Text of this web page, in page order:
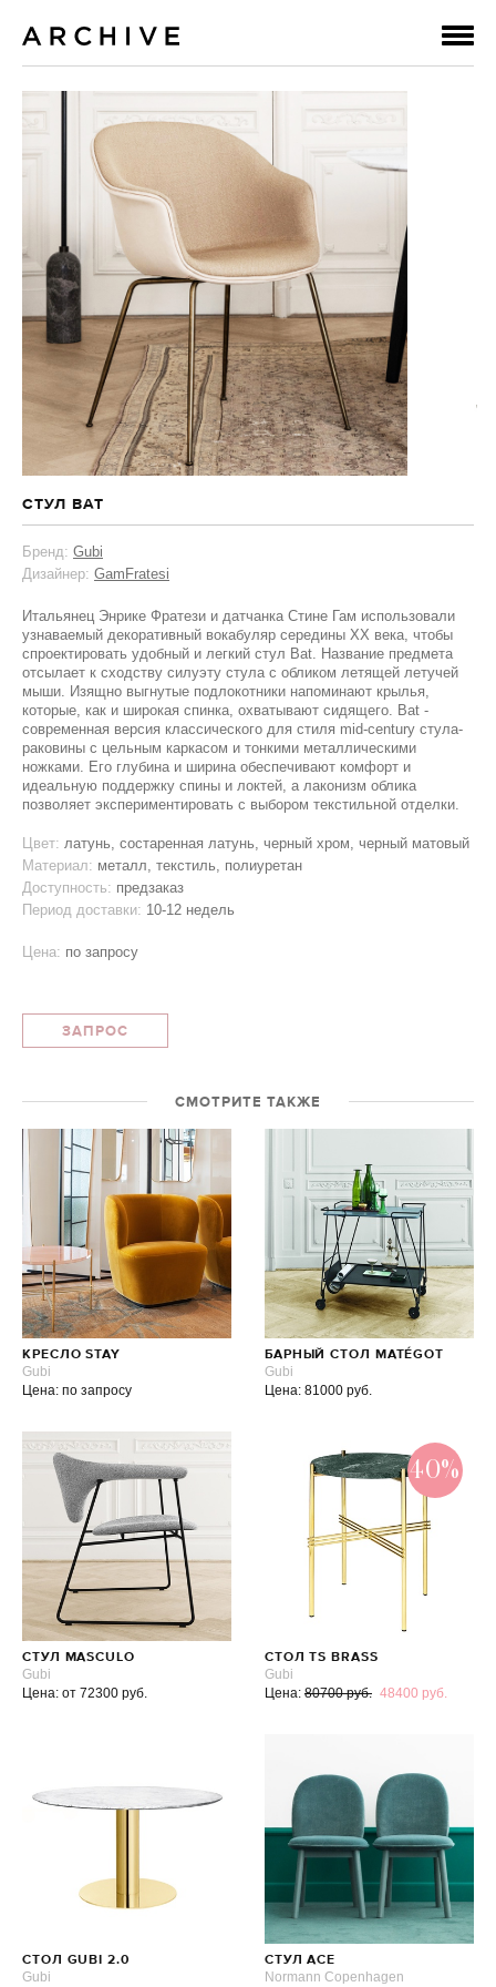
СТУЛ BAT
Бренд: Gubi
Дизайнер: GamFratesi
Итальянец Энрике Фратези и датчанка Стине Гам использовали
узнаваемый декоративный вокабуляр середины XX века, чтобы
спроектировать удобный и легкий стул Bat. Название предмета
отсылает к сходству силуэту стула с обликом летящей летучей
мыши. Изящно выгнутые подлокотники напоминают крылья,
которые, как и широкая спинка, охватывают сидящего. Bat -
современная версия классического для стиля mid-century стула-
раковины с цельным каркасом и тонкими металлическими
ножками. Его глубина и ширина обеспечивают комфорт и
идеальную поддержку спины и локтей, а лаконизм облика
позволяет экспериментировать с выбором текстильной отделки.
Цвет: латунь, состаренная латунь, черный хром, черный матовый
Материал: металл, текстиль, полиуретан
Доступность: предзаказ
Период доставки: 10-12 недель
Цена: по запросу
ЗАПРОС
СМОТРИТЕ ТАКЖЕ
КРЕСЛО STAY
Gubi
Цена: по запросу
БАРНЫЙ СТОЛ MATÉGOT
Gubi
Цена: 81000 руб.
СТУЛ MASCULO
Gubi
Цена: от 72300 руб.
40%
СТОЛ TS BRASS
Gubi
Цена: 80700 руб. 48400 руб.
СТОЛ GUBI 2.0
Gubi
СТУЛ ACE
Normann Copenhagen